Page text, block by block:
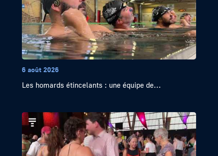
6 août 2026
Les homards étincelants : une équipe de...